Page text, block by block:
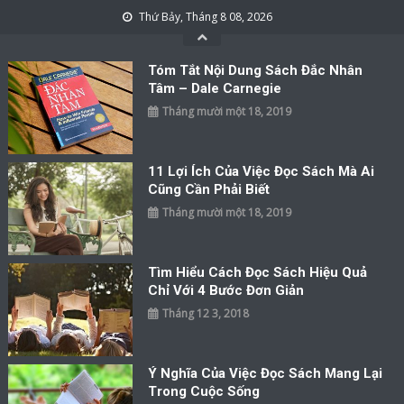
Thứ Bảy, Tháng 8 08, 2026
Tóm Tắt Nội Dung Sách Đắc Nhân
Tâm – Dale Carnegie
Tháng mười một 18, 2019
11 Lợi Ích Của Việc Đọc Sách Mà Ai
Cũng Cần Phải Biết
Tháng mười một 18, 2019
Tìm Hiểu Cách Đọc Sách Hiệu Quả
Chỉ Với 4 Bước Đơn Giản
Tháng 12 3, 2018
Ý Nghĩa Của Việc Đọc Sách Mang Lại
Trong Cuộc Sống